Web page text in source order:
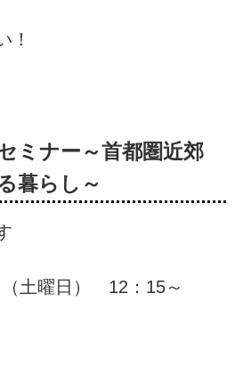
！
ミナー～首都圏近郊
暮らし～
土曜日） 12：15～